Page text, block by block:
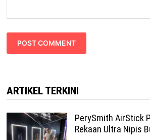
ARTIKEL TERKINI
PerySmith AirStick
Rekaan Ultra Nipis